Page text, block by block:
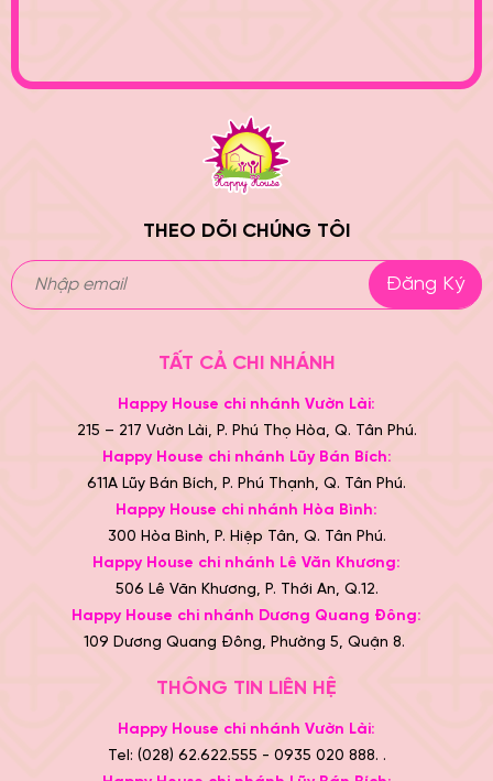
THEO DÕI CHÚNG TÔI
Đăng Ký
TẤT CẢ CHI NHÁNH
Happy House chi nhánh Vườn Lài:
215 – 217 Vườn Lài, P. Phú Thọ Hòa, Q. Tân Phú.
Happy House chi nhánh Lũy Bán Bích:
611A Lũy Bán Bích, P. Phú Thạnh, Q. Tân Phú.
Happy House chi nhánh Hòa Bình:
300 Hòa Bình, P. Hiệp Tân, Q. Tân Phú.
Happy House chi nhánh Lê Văn Khương:
506 Lê Văn Khương, P. Thới An, Q.12.
Happy House chi nhánh Dương Quang Đông:
109 Dương Quang Đông, Phường 5, Quận 8.
THÔNG TIN LIÊN HỆ
Happy House chi nhánh Vườn Lài:
Tel: (028) 62.622.555 - 0935 020 888. .